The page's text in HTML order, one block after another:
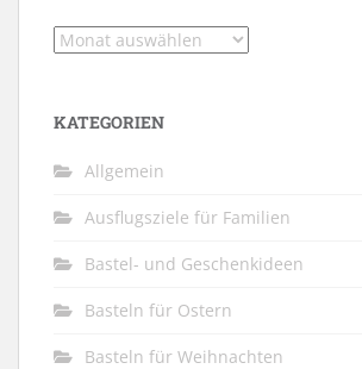
Archiv
KATEGORIEN
Allgemein
Ausflugsziele für Familien
Bastel- und Geschenkideen
Basteln für Ostern
Basteln für Weihnachten